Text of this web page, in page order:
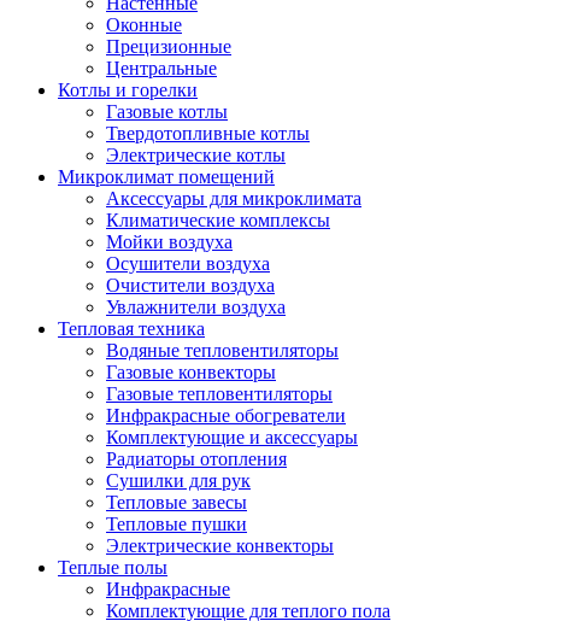
Оконные
Прецизионные
Центральные
Котлы и горелки
Газовые котлы
Твердотопливные котлы
Электрические котлы
Микроклимат помещений
Аксессуары для микроклимата
Климатические комплексы
Мойки воздуха
Осушители воздуха
Очистители воздуха
Увлажнители воздуха
Тепловая техника
Водяные тепловентиляторы
Газовые конвекторы
Газовые тепловентиляторы
Инфракрасные обогреватели
Комплектующие и аксессуары
Радиаторы отопления
Сушилки для рук
Тепловые завесы
Тепловые пушки
Электрические конвекторы
Теплые полы
Инфракрасные
Комплектующие для теплого пола